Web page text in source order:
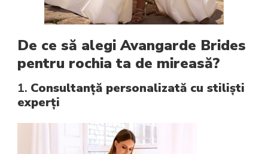
De ce să alegi Avangarde Brides
pentru rochia ta de mireasă?
1. Consultanță personalizată cu stiliști
experți